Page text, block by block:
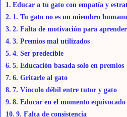
Educar a tu gato con empatía y
1. Tu gato no es un miembro
2. Falta de motivación para aprender
3. Premios mal utilizados
4. Ser predecible
5. Educación basada solo en premios
6. Gritarle al gato
7. Vínculo débil entre tutor y gato
8. Educar en el momento equivocado
9. Falta de consistencia